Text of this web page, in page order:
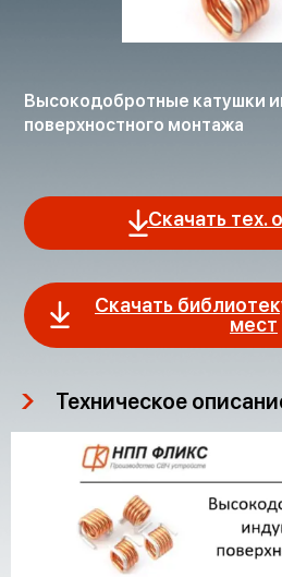
Высокодобротные катушки
поверхностного монтажа
Скачать тех.
Скачать
мест
Техническое